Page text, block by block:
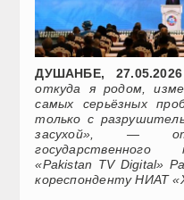
ДУШАНБЕ,
откуда я родом,
самых серьёзных
только с
засухой», —
государственного
«Pakistan TV Digital»
кореспонденту НИАТ